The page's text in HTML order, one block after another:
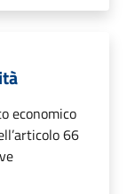
economico
66